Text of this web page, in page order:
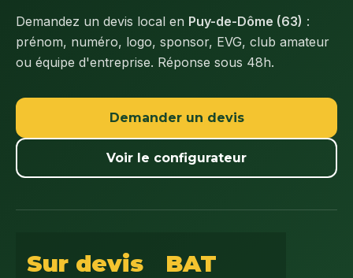
Demandez un devis local en Puy-de-Dôme (63) :
prénom, numéro, logo, sponsor, EVG, club amateur
ou équipe d'entreprise. Réponse sous 48h.
Demander un devis
Voir le configurateur
Sur devis BAT